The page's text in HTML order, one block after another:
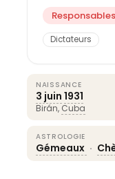
Dictateurs
NAISSANCE
3 juin 1931
Birán, Cuba
ASTROLOGIE
Gémeaux ·